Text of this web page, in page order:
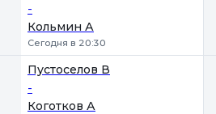
-
Кольмин А
Сегодня в 20:30
Пустоселов В
-
Коготков А